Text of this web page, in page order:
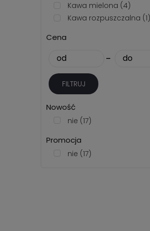
Kawa mielona (4)
Kawa rozpuszczalna (1)
Cena
-
FILTRUJ
Nowość
nie (17)
Promocja
nie (17)